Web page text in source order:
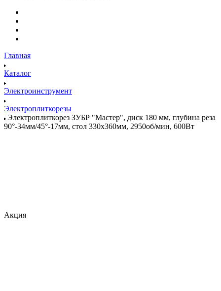
Главная
Каталог
Электроинструмент
Электроплиткорезы
Электроплиткорез ЗУБР "Мастер", диск 180 мм, глубина реза
90°-34мм/45°-17мм, стол 330х360мм, 2950об/мин, 600Вт
Акция